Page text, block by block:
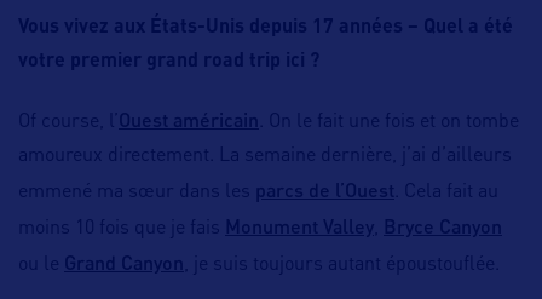
Vous vivez aux États-Unis depuis 17 années – Quel a été
votre premier grand road trip ici ?
Of course, l’ Ouest américain
. On le fait une fois et on tombe
amoureux directement. La semaine dernière, j’ai d’ailleurs
emmené ma sœur dans les parcs de l’Ouest . Cela fait au
moins 10 fois que je fais Monument Valley Bryce Canyon
ou le Grand Canyon , je suis toujours autant époustouflée.